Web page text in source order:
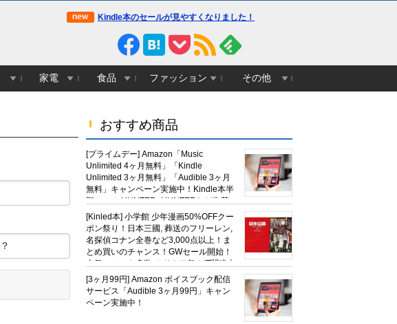
Kindle本のセールが見やすくなりました！
家電 食品 ファッション その他
おすすめ商品
[プライムデー] Amazon「Music
Unlimited 4ヶ月無料」「Kindle
Unlimited 3ヶ月無料」「Audible 3ヶ月
無料」キャンペーン実施中！Kindle本半
額セール HUNTER×HUNTERなど集英
社、無職転生,幼女戦記など
KADOKAWA、キャプテン翼100円セー
ルも！
[Kinled本] 小学館 少年漫画50%OFFクー
ポン祭り！日本三國, 葬送のフリーレン,
名探偵コナン全巻など3,000点以上！ま
とめ買いのチャンス！GWセール開始！
人気コミック多数 カドカワ祭やIT関連本
がセールに！
[3ヶ月99円] Amazon ボイスブック配信
サービス「Audible 3ヶ月99円」キャン
ペーン実施中！